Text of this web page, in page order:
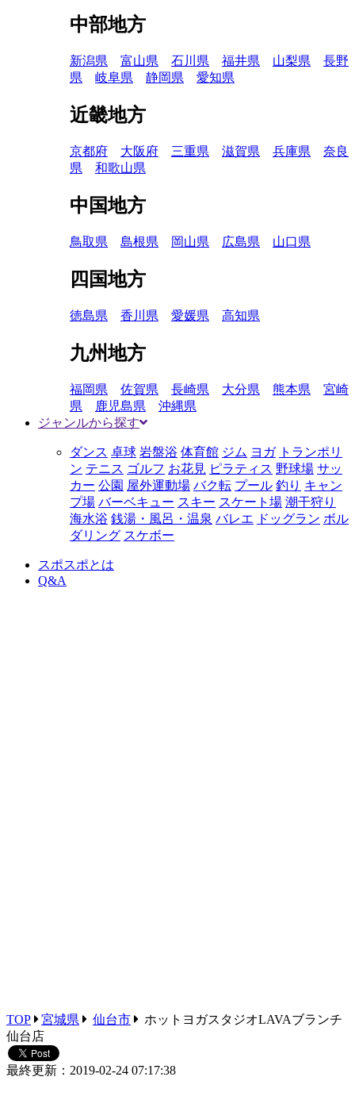
中部地方
新潟県 富山県 石川県 福井県 山梨県
長野
県
岐阜県 静岡県 愛知県
近畿地方
京都府 大阪府 三重県 滋賀県 兵庫県
奈良
県
和歌山県
中国地方
鳥取県 島根県 岡山県 広島県 山口県
四国地方
徳島県 香川県 愛媛県 高知県
九州地方
福岡県 佐賀県 長崎県 大分県 熊本県
宮崎
県
鹿児島県
沖縄県
ジャンルから探す
ダンス 卓球 岩盤浴 体育館 ジム ヨガ トランポリ
ン テニス ゴルフ お花見 ピラティス 野球場 サッ
カー 公園 屋外運動場 バク転 プール 釣り キャン
プ場 バーベキュー スキー スケート場 潮干狩り
海水浴 銭湯・風呂・温泉 バレエ ドッグラン ボル
ダリング スケボー
スポスポとは
Q&A
TOP 宮城県 仙台市
ホットヨガスタジオLAVAブランチ
仙台店
最終更新：2019-02-24 07:17:38